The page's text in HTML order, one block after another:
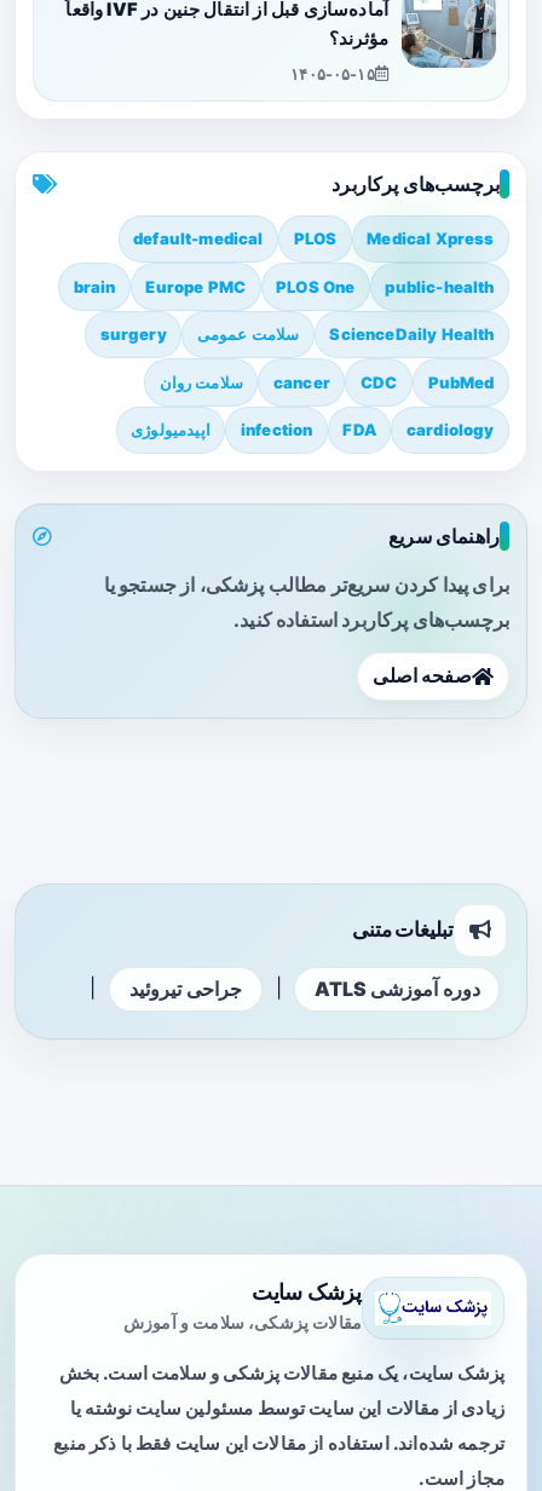
آماده‌سازی قبل از انتقال جنین در IVF واقعاً
مؤثرند؟
۱۴۰۵-۰۵-۱۵
برچسب‌های پرکاربرد
Medical Xpress
PLOS
default-medical
public-health
PLOS One
Europe PMC
brain
ScienceDaily Health سلامت عمومی surgery
PubMed
CDC
cancer سلامت روان
cardiology
FDA
infection اپیدمیولوژی
راهنمای سریع
برای پیدا کردن سریع‌تر مطالب پزشکی، از جستجو یا
برچسب‌های پرکاربرد استفاده کنید.
صفحه اصلی
تبلیغات متنی
دوره آموزشی ATLS جراحی تیروئید
پزشک سایت
مقالات پزشکی، سلامت و آموزش
پزشک سایت، یک منبع مقالات پزشکی و سلامت است. بخش
زیادی از مقالات این سایت توسط مسئولین سایت نوشته یا
ترجمه شده‌اند. استفاده از مقالات این سایت فقط با ذکر منبع
مجاز است.